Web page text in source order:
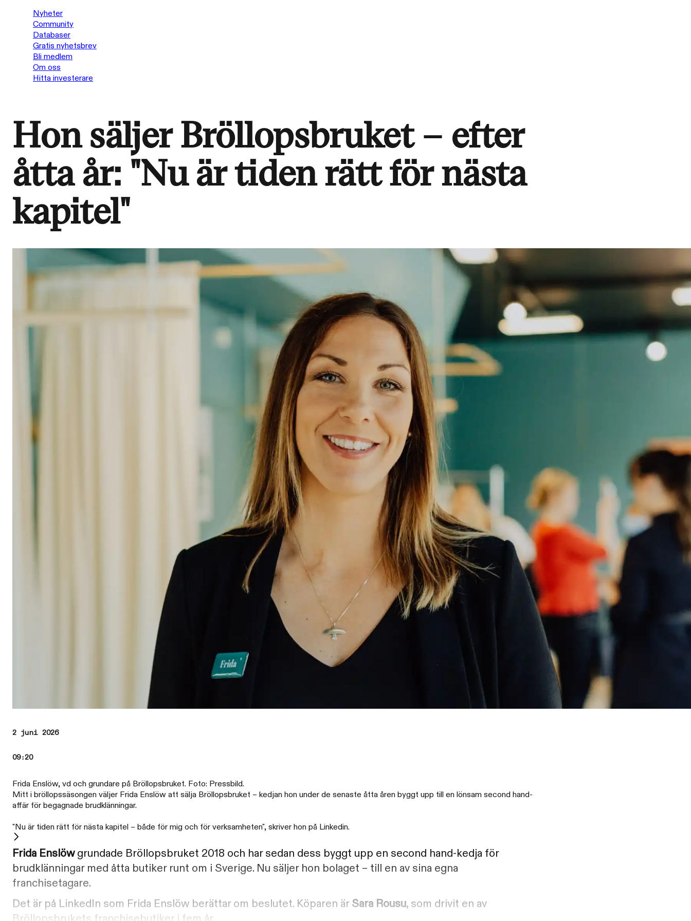
Nyheter
Community
Databaser
Gratis nyhetsbrev
Bli medlem
Om oss
Hitta investerare
Hon säljer Bröllopsbruket – efter
åtta år: "Nu är tiden rätt för nästa
kapitel"
2 juni 2026
09:20
Frida Enslöw, vd och grundare på Bröllopsbruket. Foto: Pressbild.
Mitt i bröllopssäsongen väljer Frida Enslöw att sälja Bröllopsbruket – kedjan hon under de senaste åtta åren byggt upp till en lönsam second hand-
affär för begagnade brudklänningar.
"Nu är tiden rätt för nästa kapitel – både för mig och för verksamheten", skriver hon på Linkedin.
Frida Enslöwgrundade Bröllopsbruket 2018 och har sedan dess byggt upp en second hand-kedja för
brudklänningar med åtta butiker runt om i Sverige. Nu säljer hon bolaget – till en av sina egna
franchisetagare.
Det är på LinkedIn som Frida Enslöw berättar om beslutet. Köparen ärSara Rousu, som drivit en av